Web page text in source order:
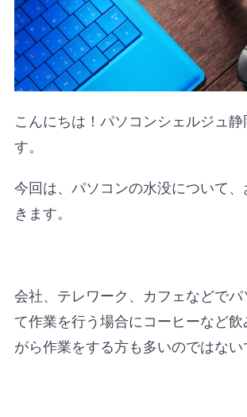
こんにちは！パソコンシェルジュ
す。
今回は、パソコンの水没について
きます。
会社、テレワーク、カフェなどで
て作業を行う場合にコーヒーなど
がら作業をする方も多いのではない